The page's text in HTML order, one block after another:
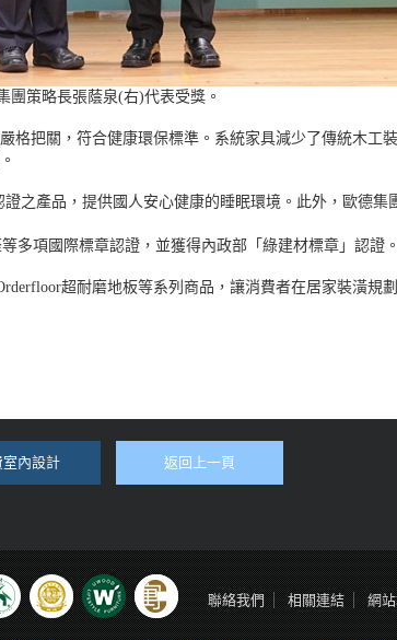
團策略長張蔭泉(右)代表受獎。
格把關，符合健康環保標準。系統家具減少了傳統木工
之產品，提供國人安心健康的睡眠環境。此外，歐德
多項國際標章認證，並獲得內政部「綠建材標章」認證。
超耐磨地板等系列商品，讓消費者在居家裝潢規
室內設計 返回上一頁
聯絡我們 相關連結 網